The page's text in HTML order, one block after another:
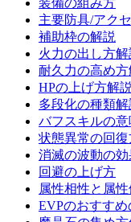
装備の組み方
主要防具/アク
補助枠の解説
火力の出し方解
耐久力の高め方
HPの上げ方解説
多段化の種類解
バフスキルの
状態異常の回
消滅の波動の
回避の上げ方
属性相性と属
EVPのおすすめ